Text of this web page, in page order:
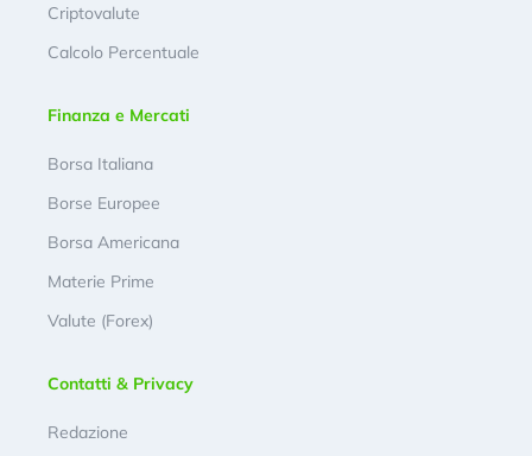
Criptovalute
Calcolo Percentuale
Finanza e Mercati
Borsa Italiana
Borse Europee
Borsa Americana
Materie Prime
Valute (Forex)
Contatti & Privacy
Redazione